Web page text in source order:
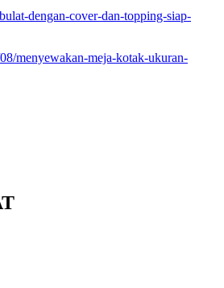
dengan-cover-dan-topping-siap-
menyewakan-meja-kotak-ukuran-